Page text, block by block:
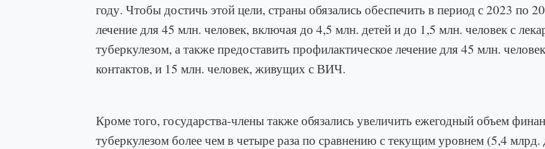
году. Чтобы достичь этой цели, страны обязались обеспечить в период с 2023 по
лечение для 45 млн. человек, включая до 4,5 млн. детей и до 1,5 млн. человек с
туберкулезом, а также предоставить профилактическое лечение для 45 млн.
контактов, и 15 млн. человек, живущих с ВИЧ.
Кроме того, государства-члены также обязались увеличить ежегодный объем
туберкулезом более чем в четыре раза по сравнению с текущим уровнем (5,4 млрд.